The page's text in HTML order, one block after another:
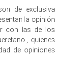
de exclusiva
la opinión
con las de los
quienes
de opiniones